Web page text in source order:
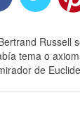
Russell
tema o
de